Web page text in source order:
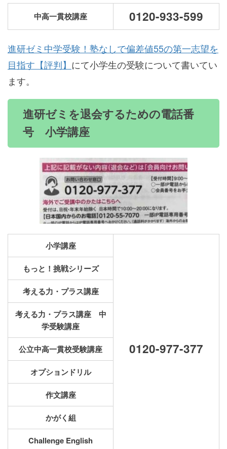
中高一貫校講座 0120-933-599
進研ゼミ中学受験！塾なしで偏差値55の第一志望を
目指す【評判】 にて小学生の受験について書いてい
ます。
進研ゼミを退会するための電話番
号 小学講座
小学講座
0120-977-377
もっと！挑戦シリーズ
考える力・プラス講座
考える力・プラス講座 中
学受験講座
公立中高一貫校受験講座
オプションドリル
作文講座
かがく組
Challenge English